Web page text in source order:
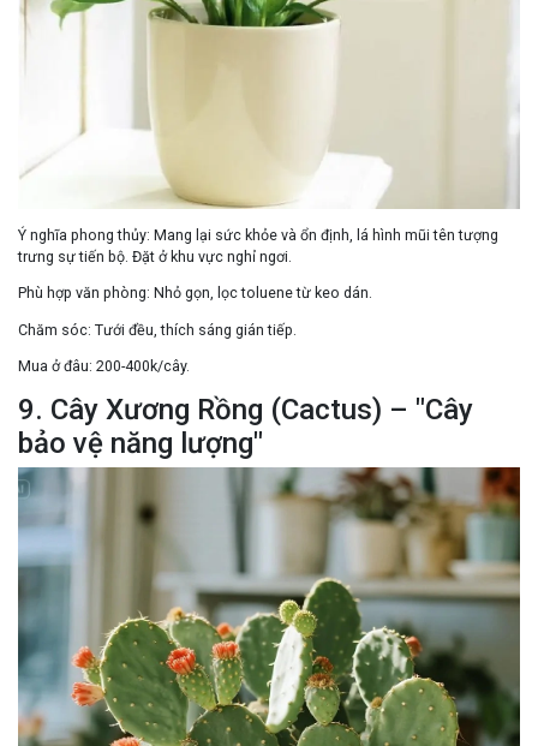
Ý nghĩa phong thủy: Mang lại sức khỏe và ổn định , lá hình mũi tên tượng
trưng sự tiến bộ. Đặt ởkhu vực nghỉ ngơi
Phù hợp văn phòng: Nhỏ gọn, lọc toluene từ keo dán.
Chăm sóc: Tưới đều, thích sáng gián tiếp.
Mua ở đâu: 200-400k/cây.
9. Cây Xương Rồng (Cactus) – "Cây
bảo vệ năng lượng"